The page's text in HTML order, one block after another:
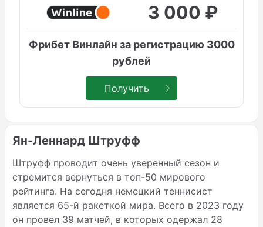
3 000 ₽
Фрибет Винлайн за регистрацию 3000
рублей
Получить
Ян-Леннард Штруфф
Штруфф проводит очень уверенный сезон и
стремится вернуться в топ-50 мирового
рейтинга. На сегодня немецкий теннисист
является 65-й ракеткой мира. Всего в 2023 году
он провел 39 матчей, в которых одержал 28